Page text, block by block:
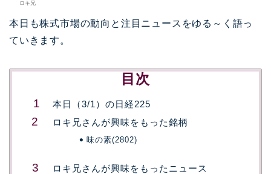
ロキ兄
本日も株式市場の動向と注目ニュースをゆる～く語っ
ていきます。
目次
本日（3/1）の日経225
ロキ兄さんが興味をもった銘柄
味の素(2802)
ロキ兄さんが興味をもったニュース